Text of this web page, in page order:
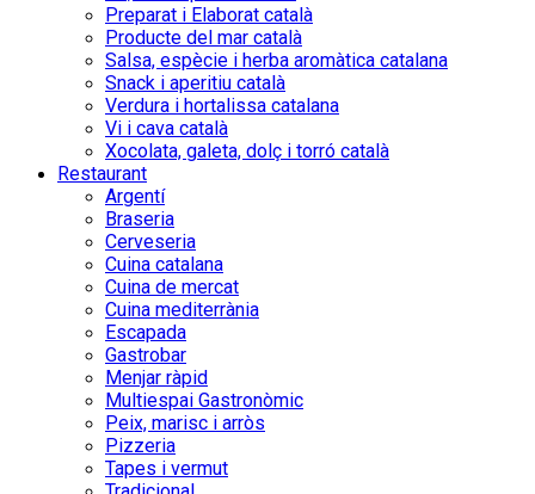
Preparat i Elaborat català
Producte del mar català
Salsa, espècie i herba aromàtica catalana
Snack i aperitiu català
Verdura i hortalissa catalana
Vi i cava català
Xocolata, galeta, dolç i torró català
Restaurant
Argentí
Braseria
Cerveseria
Cuina catalana
Cuina de mercat
Cuina mediterrània
Escapada
Gastrobar
Menjar ràpid
Multiespai Gastronòmic
Peix, marisc i arròs
Pizzeria
Tapes i vermut